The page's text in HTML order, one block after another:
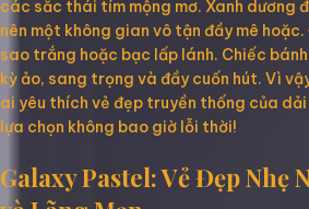
các sắc thái tím mộng mơ. Xanh dương
nên một không gian vô tận đầy mê
sao trắng hoặc bạc lấp lánh. Chiếc
kỳ ảo, sang trọng và đầy cuốn hút. Vì
ai yêu thích vẻ đẹp truyền thống của
lựa chọn không bao giờ lỗi thời!
Galaxy Pastel: Vẻ Đẹp Nhẹ